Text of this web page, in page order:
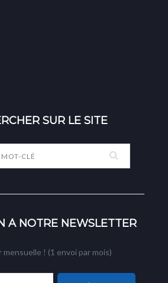
SUR LE SITE
À NOTRE NEWSLETTER
! (1 envoi par mois)